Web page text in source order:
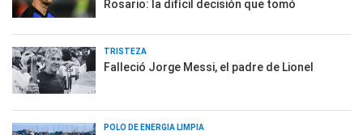
Rosario: la difícil decisión que tomó
TRISTEZA
Falleció Jorge Messi, el padre de Lionel
POLO DE ENERGÍA LIMPIA